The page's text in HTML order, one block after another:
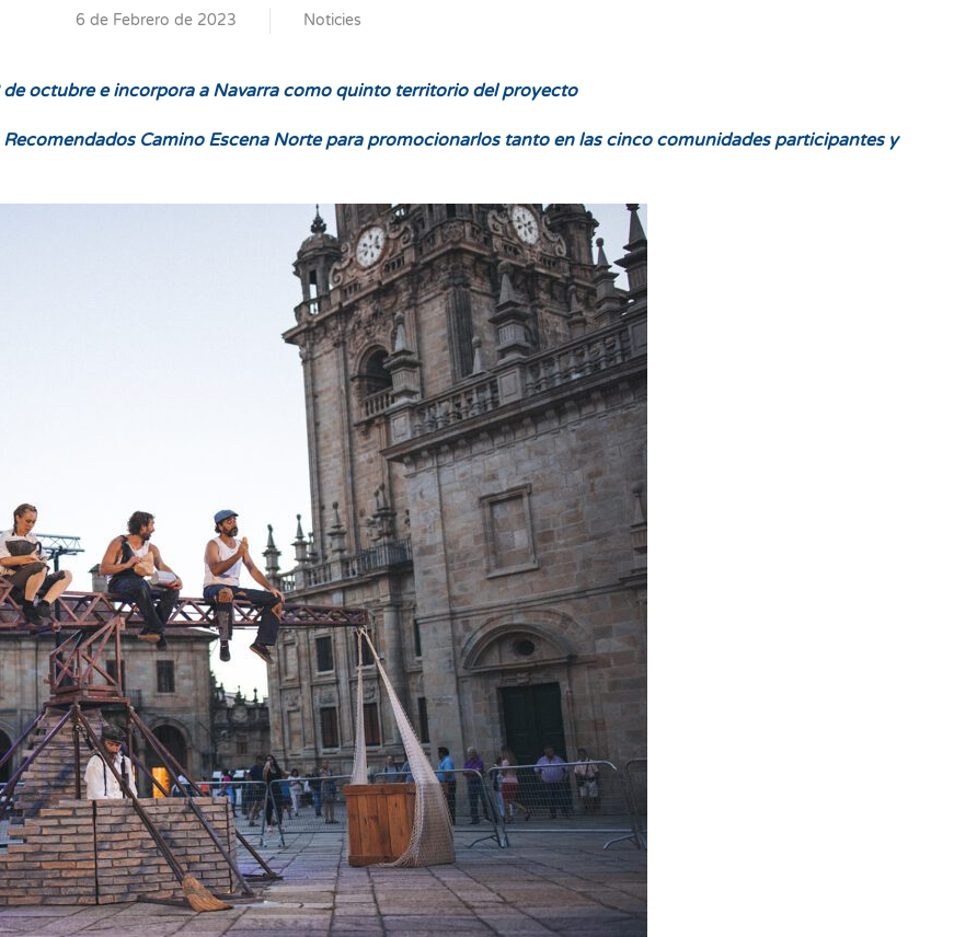
6 de Febrero de 2023 Noticies
octubre e incorpora a Navarra como quinto territorio del proyecto
Camino Escena Norte para promocionarlos tanto en las cinco comunidades participantes y